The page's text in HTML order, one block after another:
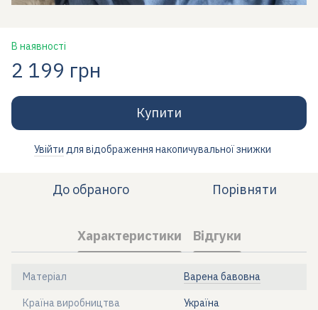
В наявності
2 199 грн
Купити
Увійти для відображення накопичувальної знижки
До обраного Порівняти
Характеристики Відгуки
Матеріал Варена бавовна
Країна виробництва Україна